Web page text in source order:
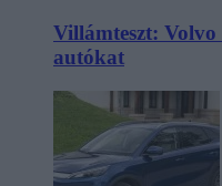
Villámteszt: Volvo
autókat